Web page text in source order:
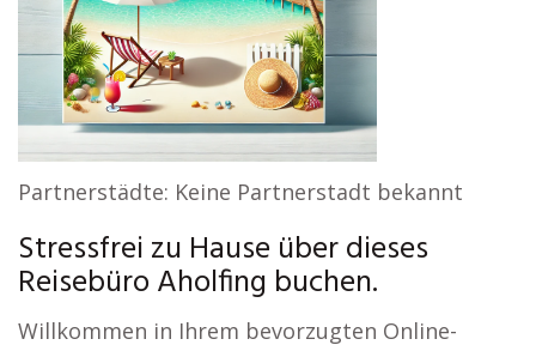
Partnerstädte: Keine Partnerstadt bekannt
Stressfrei zu Hause über dieses
Reisebüro Aholfing buchen.
Willkommen in Ihrem bevorzugten Online-